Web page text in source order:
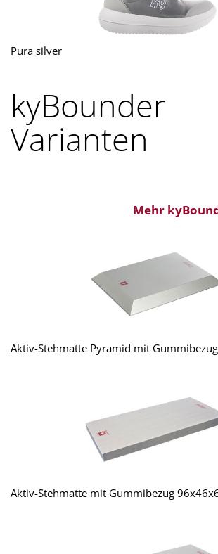
Pura silver
kyBounder
Varianten
Mehr
Aktiv-Stehmatte Pyramid mit
Aktiv-Stehmatte mit Gummibezug